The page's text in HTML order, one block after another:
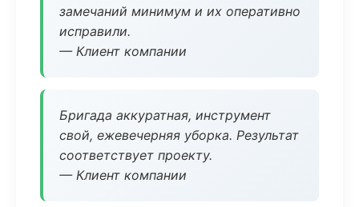
замечаний минимум и их оперативно
исправили.
— Клиент компании
Бригада аккуратная, инструмент
свой, ежевечерняя уборка. Результат
соответствует проекту.
— Клиент компании